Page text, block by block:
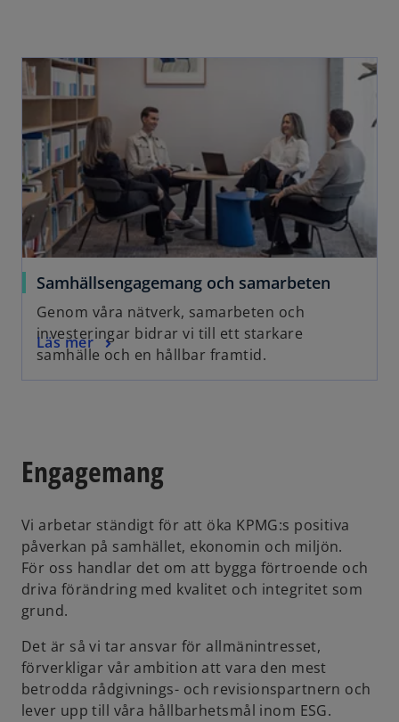
Samhällsengagemang och samarbeten
t
a
b
Genom våra nätverk, samarbeten och
investeringar bidrar vi till ett starkare
samhälle och en hållbar framtid.
Läs mer
o
p
e
n
e
w
t
a
b
opens in a new tab
Engagemang
Vi arbetar ständigt för att öka KPMG:s positiva
påverkan på samhället, ekonomin och miljön.
För oss handlar det om att bygga förtroende och
driva förändring med kvalitet och integritet som
grund.
Det är så vi tar ansvar för allmänintresset,
förverkligar vår ambition att vara den mest
betrodda rådgivnings- och revisionspartnern och
lever upp till våra hållbarhetsmål inom ESG.